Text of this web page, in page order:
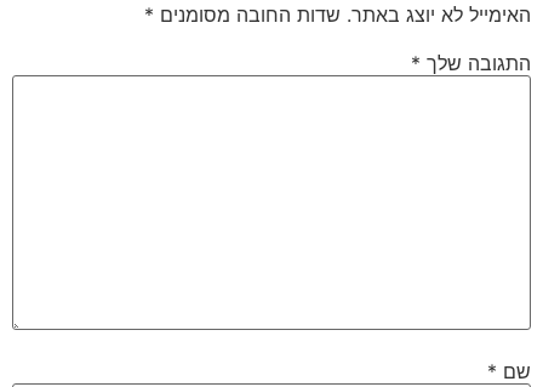
האימייל לא יוצג באתר. שדות החובה מסומנים *
התגובה שלך *
שם *